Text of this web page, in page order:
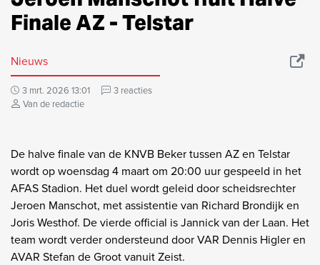
Finale AZ - Telstar
Nieuws
3 mrt. 2026 13:01
3 reacties
Van de redactie
De halve finale van de KNVB Beker tussen AZ en Telstar
wordt op woensdag 4 maart om 20:00 uur gespeeld in het
AFAS Stadion. Het duel wordt geleid door scheidsrechter
Jeroen Manschot, met assistentie van Richard Brondijk en
Joris Westhof. De vierde official is Jannick van der Laan. Het
team wordt verder ondersteund door VAR Dennis Higler en
AVAR Stefan de Groot vanuit Zeist.